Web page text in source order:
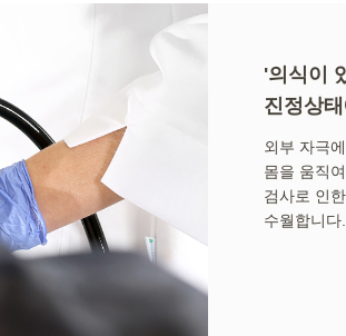
'의식이
진정상
외부 자극
몸을 움직
검사로 인
수월합니